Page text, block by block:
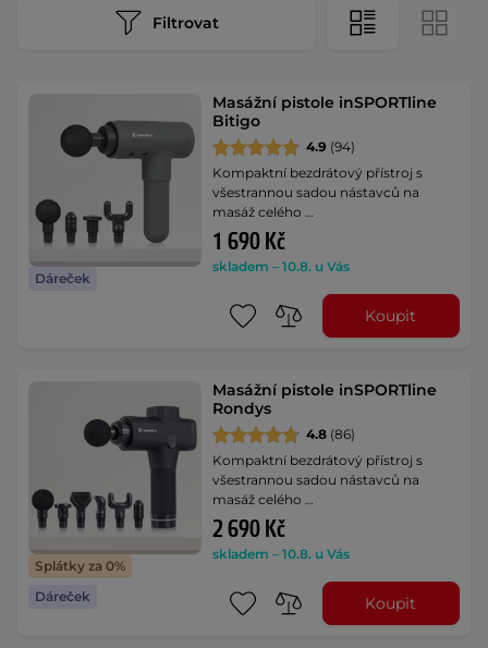
Filtrovat
Dáreček
Masážní pistole inSPORTline
Bitigo
4.9 (94)
Kompaktní bezdrátový přístroj s
všestrannou sadou nástavců na
masáž celého …
1 690 Kč
skladem – 10.8. u Vás
Koupit
Splátky za 0%
Dáreček
Masážní pistole inSPORTline
Rondys
4.8 (86)
Kompaktní bezdrátový přístroj s
všestrannou sadou nástavců na
masáž celého …
2 690 Kč
skladem – 10.8. u Vás
Koupit